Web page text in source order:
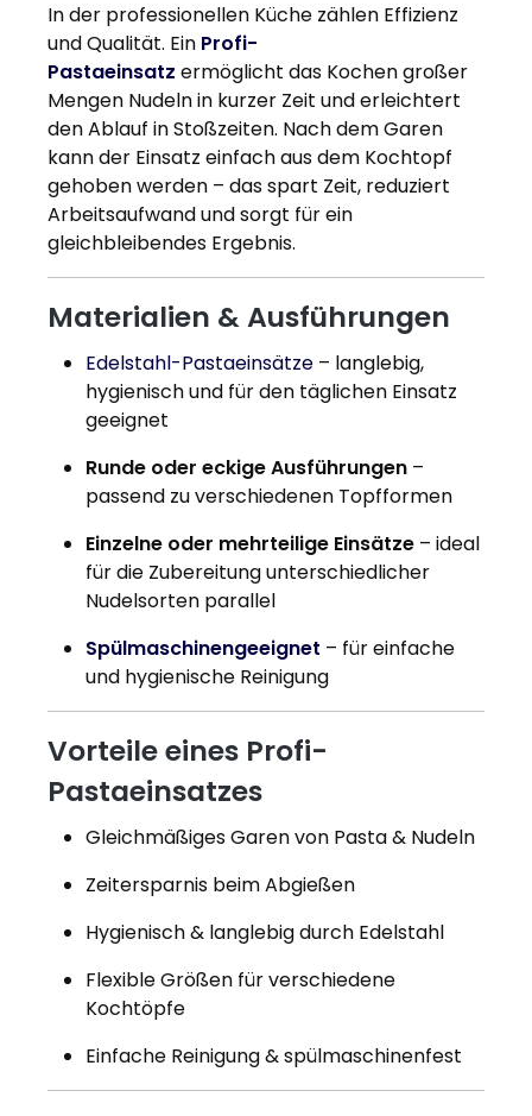
In der professionellen Küche zählen Effizienz
und Qualität. Ein Profi-
Pastaeinsatz ermöglicht das Kochen großer
Mengen Nudeln in kurzer Zeit und erleichtert
den Ablauf in Stoßzeiten. Nach dem Garen
kann der Einsatz einfach aus dem Kochtopf
gehoben werden – das spart Zeit, reduziert
Arbeitsaufwand und sorgt für ein
gleichbleibendes Ergebnis.
Materialien & Ausführungen
Edelstahl-Pastaeinsätze – langlebig,
hygienisch und für den täglichen Einsatz
geeignet
Runde oder eckige Ausführungen –
passend zu verschiedenen Topfformen
Einzelne oder mehrteilige Einsätze – ideal
für die Zubereitung unterschiedlicher
Nudelsorten parallel
Spülmaschinengeeignet – für einfache
und hygienische Reinigung
Vorteile eines Profi-
Pastaeinsatzes
Gleichmäßiges Garen von Pasta & Nudeln
Zeitersparnis beim Abgießen
Hygienisch & langlebig durch Edelstahl
Flexible Größen für verschiedene
Kochtöpfe
Einfache Reinigung & spülmaschinenfest